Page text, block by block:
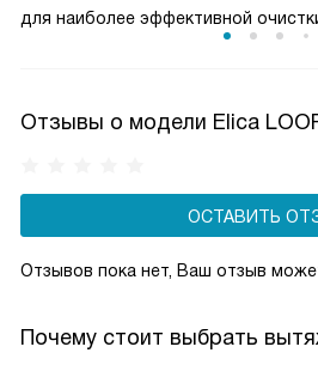
для наиболее эффективной
Отзывы о модели Elica
ОСТАВИТЬ
Отзывов пока нет, Ваш отзыв
Почему стоит выбрать